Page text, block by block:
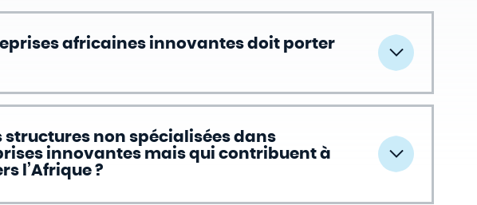
africaines innovantes doit porter
structures non spécialisées dans
innovantes mais qui contribuent à
l’Afrique ?